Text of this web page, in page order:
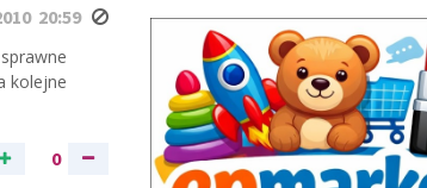
20:59
kolejne
0